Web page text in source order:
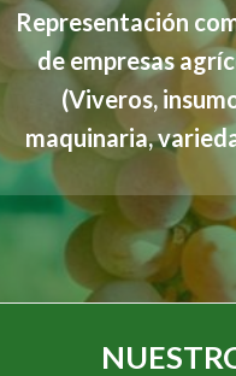
Representación
de empresas
(Viveros,
maquinaria,